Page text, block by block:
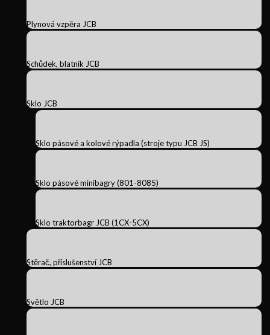
Plynová vzpěra JCB
Schůdek, blatník JCB
Sklo JCB
Sklo pásové a kolové rýpadla (stroje typu JCB JS)
Sklo pásové minibagry (801-8085)
Sklo traktorbagr JCB (1CX-5CX)
Stěrač, příslušenství JCB
Světlo JCB